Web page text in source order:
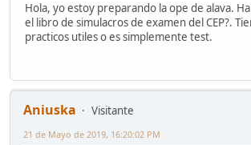
Hola, yo estoy preparando la ope de alava.
el libro de simulacros de examen del CEP?.
practicos utiles o es simplemente test.
Aniuska
Visitante
21 de Mayo de 2019, 16:20:02 PM